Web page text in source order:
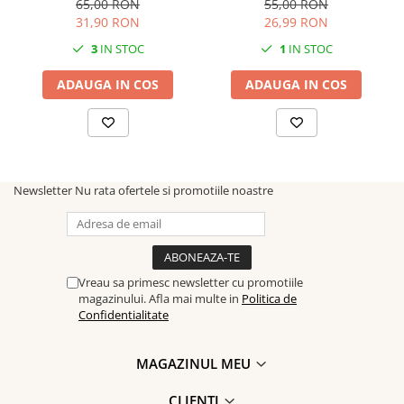
65,00 RON
31,90 RON
3IN STOC
ADAUGA IN COS
55,00 RON
26,99 RON
1 IN STOC
ADAUGA IN COS
Newsletter Nu rata ofertele si promotiile noastre
Vreau sa primesc newsletter cu promotiile
magazinului. Afla mai multe in Politica de
Confidentialitate
MAGAZINUL MEU
CLIENTI